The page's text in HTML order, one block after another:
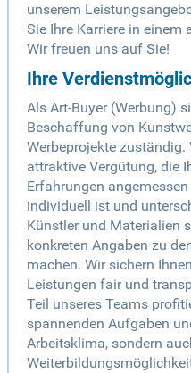
unserem
Sie Ihre Karriere in einem
Wir freuen uns auf Sie!
Ihre
Als Art-Buyer (Werbung)
Beschaffung von
Werbeprojekte zuständig.
attraktive Vergütung, die
Erfahrungen
individuell ist und
Künstler und Materialien
konkreten Angaben zu
machen. Wir sichern
Leistungen fair und
Teil unseres Teams
spannenden Aufgaben
Arbeitsklima, sondern